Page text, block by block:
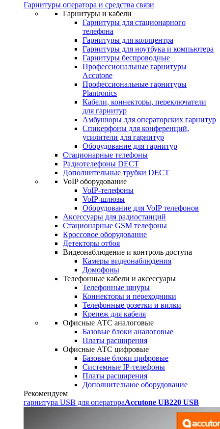
Гарнитуры оператора и средства связи
Гарнитуры и кабели
Гарнитуры для стационарного
телефона
Гарнитуры для коллцентра
Гарнитуры для ноутбука и компьютера
Гарнитуры беспроводные
Профессиональные гарнитуры
Accutone
Профессиональные гарнитуры
Plantronics
Кабели, коннекторы, переключатели
для гарнитур
Амбушюры для операторских гарнитур
Cпикерфоны для конференций,
усилители для гарнитур
Оборудование для гарнитур
Стационарные телефоны
Радиотелефоны DECT
Дополнительные трубки DECT
VoIP оборудование
VoIP-телефоны
VoIP-шлюзы
Оборудование для VoIP телефонов
Аксессуары для радиостанций
Стационарные GSM телефоны
Кроссовое оборудование
Детекторы отбоя
Видеонаблюдение и контроль доступа
Камеры видеонаблюдения
Домофоны
Телефонные кабели и аксессуары
Телефонные шнуры
Коннекторы и переходники
Телефонные розетки и вилки
Крепеж для кабеля
Офисные АТС аналоговые
Базовые блоки аналоговые
Платы расширения
Офисные АТС цифровые
Базовые блоки цифровые
Системные IP-телефоны
Платы расширения
Дополнительное оборудование
Рекомендуем
гарнитура USB для оператораAccutone UB220 USB